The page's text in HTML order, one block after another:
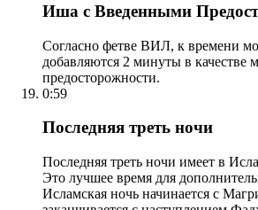
Иша с Введенными
Согласно фетве ВИЛ, к времени
добавляются 2 минуты в качестве
предосторожности.
0:59
Последняя треть ночи
Последняя треть ночи имеет в
Это лучшее время для
Исламская ночь начинается с